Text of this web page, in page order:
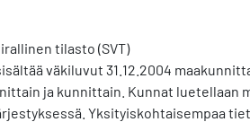
tilasto (SVT)
väkiluvut 31.12.2004
ja kunnittain. Kunnat luetellaan
Yksityiskohtaisempaa